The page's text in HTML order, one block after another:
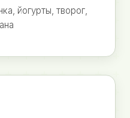
йогурты, творог,